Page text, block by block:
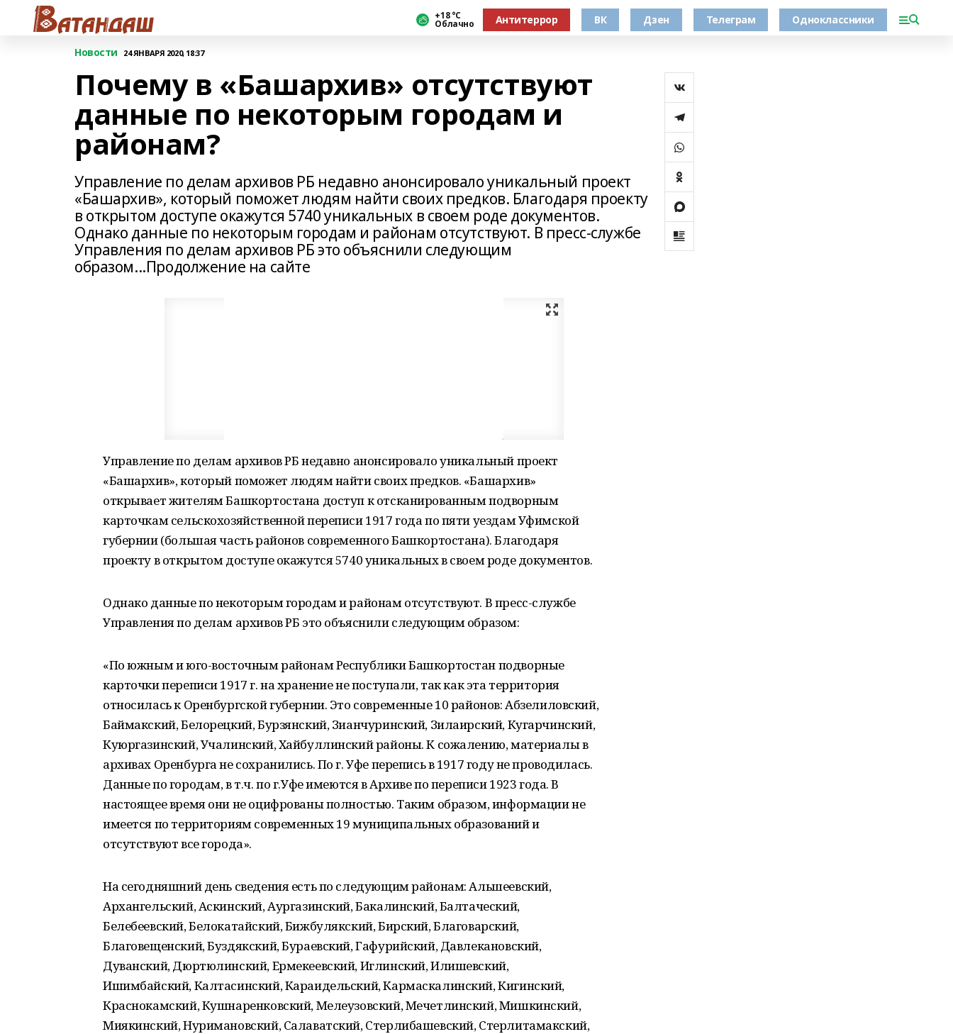
+18 °С
Облачно Антитеррор ВК Дзен Телеграм Одноклассники
Новости 24 ЯНВАРЯ 2020, 18:37
Почему в «Башархив» отсутствуют
данные по некоторым городам и
районам?
Управление по делам архивов РБ недавно анонсировало уникальный проект
«Башархив», который поможет людям найти своих предков. Благодаря проекту
в открытом доступе окажутся 5740 уникальных в своем роде документов.
Однако данные по некоторым городам и районам отсутствуют. В пресс-службе
Управления по делам архивов РБ это объяснили следующим
образом...Продолжение на сайте
Управление по делам архивов РБ недавно анонсировало уникальный проект
«Башархив», который поможет людям найти своих предков. «Башархив»
открывает жителям Башкортостана доступ к отсканированным подворным
карточкам сельскохозяйственной переписи 1917 года по пяти уездам Уфимской
губернии (большая часть районов современного Башкортостана). Благодаря
проекту в открытом доступе окажутся 5740 уникальных в своем роде документов.
Однако данные по некоторым городам и районам отсутствуют. В пресс-службе
Управления по делам архивов РБ это объяснили следующим образом:
«По южным и юго-восточным районам Республики Башкортостан подворные
карточки переписи 1917 г. на хранение не поступали, так как эта территория
относилась к Оренбургской губернии. Это современные 10 районов: Абзелиловский,
Баймакский, Белорецкий, Бурзянский, Зианчуринский, Зилаирский, Кугарчинский,
Куюргазинский, Учалинский, Хайбуллинский районы. К сожалению, материалы в
архивах Оренбурга не сохранились. По г. Уфе перепись в 1917 году не проводилась.
Данные по городам, в т.ч. по г.Уфе имеются в Архиве по переписи 1923 года. В
настоящее время они не оцифрованы полностью. Таким образом, информации не
имеется по территориям современных 19 муниципальных образований и
отсутствуют все города».
На сегодняшний день сведения есть по следующим районам: Альшеевский,
Архангельский, Аскинский, Аургазинский, Бакалинский, Балтаческий,
Белебеевский, Белокатайский, Бижбулякский, Бирский, Благоварский,
Благовещенский, Буздякский, Бураевский, Гафурийский, Давлекановский,
Дуванский, Дюртюлинский, Ермекеевский, Иглинский, Илишевский,
Ишимбайский, Калтасинский, Караидельский, Кармаскалинский, Кигинский,
Краснокамский, Кушнаренковский, Мелеузовский, Мечетлинский, Мишкинский,
Миякинский, Нуримановский, Салаватский, Стерлибашевский, Стерлитамакский,